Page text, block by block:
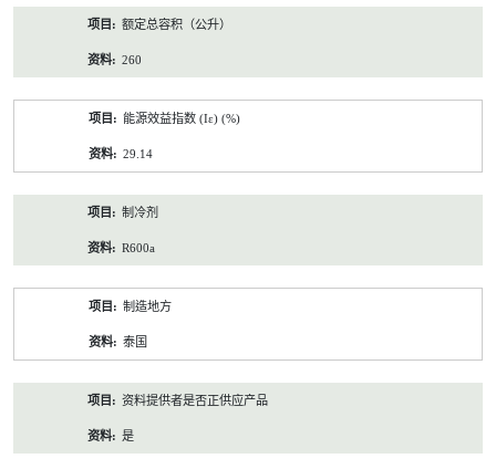
额定总容积（公升）
260
能源效益指数 (Iε) (%)
29.14
制冷剂
R600a
制造地方
泰国
资料提供者是否正供应产品
是